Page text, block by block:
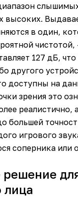
высоких.
в один,
127 дБ,
другого
доступны на
зрения это
реалистично,
большей
игрового
соперника или
решение
лица